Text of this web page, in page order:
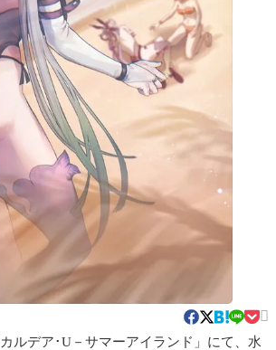

ルデア･U－サマーアイランド」にて、水